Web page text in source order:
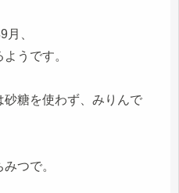
月、
うです。
糖を使わず、みりんで
つで。